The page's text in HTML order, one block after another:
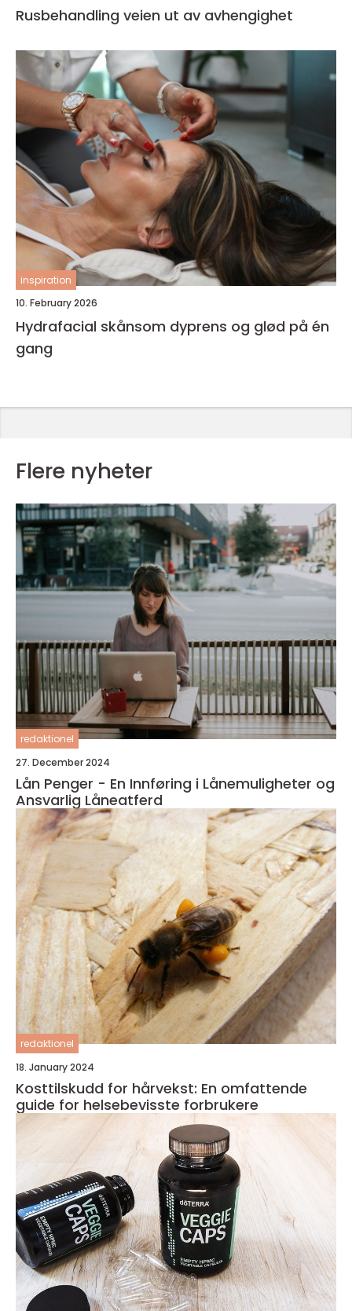
Rusbehandling veien ut av avhengighet
inspiration
10. February 2026
Hydrafacial skånsom dyprens og glød på én
gang
Flere nyheter
redaktionel
27. December 2024
Lån Penger - En Innføring i Lånemuligheter og
Ansvarlig Låneatferd
redaktionel
18. January 2024
Kosttilskudd for hårvekst: En omfattende
guide for helsebevisste forbrukere